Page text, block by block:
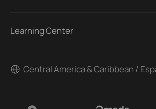
Learning Center
Central America & Caribbean /